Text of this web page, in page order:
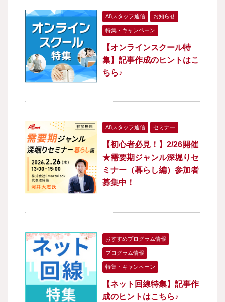
A8スタッフ通信 お知らせ
特集・キャンペーン
【オンラインスクール特
集】記事作成のヒントはこ
ちら♪
A8スタッフ通信 セミナー
【初心者必見！】2/26開催
★需要期ジャンル深堀りセ
ミナー（暮らし編）参加者
募集中！
おすすめプログラム情報
プログラム情報
特集・キャンペーン
【ネット回線特集】記事作
成のヒントはこちら♪